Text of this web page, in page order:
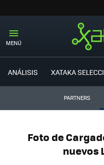
MENÚ
ANÁLISIS XATAKA
PARTNERS
Foto de
nuevos